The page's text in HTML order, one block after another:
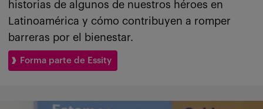
historias de algunos de nuestros héroes en
Latinoamérica y cómo contribuyen a romper
barreras por el bienestar.
Forma parte de Essity